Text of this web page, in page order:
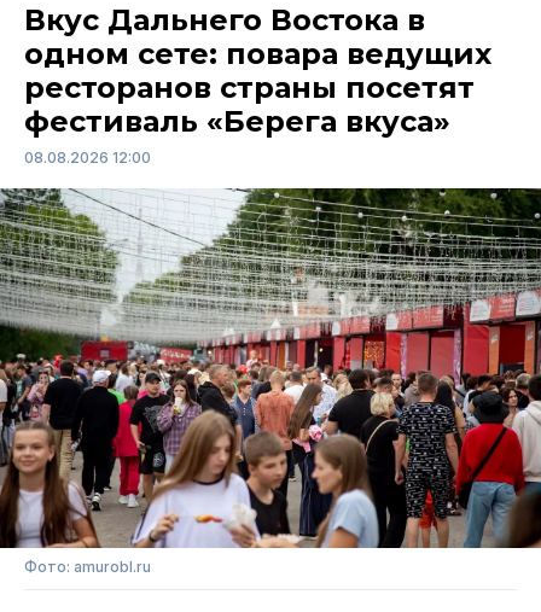
Вкус Дальнего Востока в
одном сете: повара ведущих
ресторанов страны посетят
фестиваль «Берега вкуса»
08.08.2026 12:00
Фото: amurobl.ru